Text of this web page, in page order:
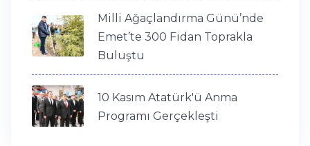
Milli Ağaçlandırma Günü’nde
Emet’te 300 Fidan Toprakla
Buluştu
10 Kasım Atatürk'ü Anma
Programı Gerçekleşti